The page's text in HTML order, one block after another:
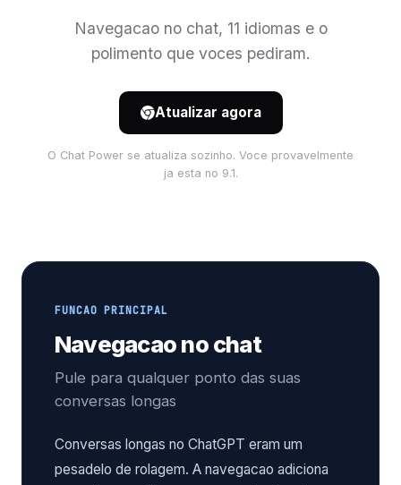
Navegacao no chat, 11 idiomas e o
polimento que voces pediram.
Atualizar agora
O Chat Power se atualiza sozinho. Voce provavelmente
ja esta no 9.1.
FUNCAO PRINCIPAL
Navegacao no chat
Pule para qualquer ponto das suas
conversas longas
Conversas longas no ChatGPT eram um
pesadelo de rolagem. A navegacao adiciona